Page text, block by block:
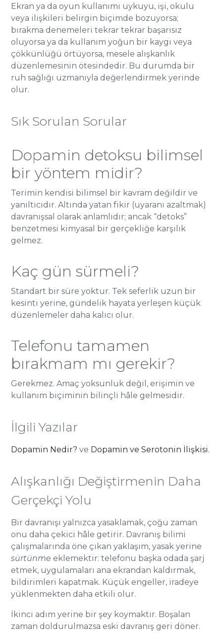
Ekran ya da oyun kullanımı uykuyu, işi, okulu
veya ilişkileri belirgin biçimde bozuyorsa;
bırakma denemeleri tekrar tekrar başarısız
oluyorsa ya da kullanım yoğun bir kaygı veya
çökkünlüğü örtüyorsa, mesele alışkanlık
düzenlemesinin ötesindedir. Bu durumda bir
ruh sağlığı uzmanıyla değerlendirmek yerinde
olur.
Sık Sorulan Sorular
Dopamin detoksu bilimsel
bir yöntem midir?
Terimin kendisi bilimsel bir kavram değildir ve
yanıltıcıdır. Altında yatan fikir (uyaranı azaltmak)
davranışsal olarak anlamlıdır; ancak “detoks”
benzetmesi kimyasal bir gerçekliğe karşılık
gelmez.
Kaç gün sürmeli?
Standart bir süre yoktur. Tek seferlik uzun bir
kesinti yerine, gündelik hayata yerleşen küçük
düzenlemeler daha kalıcı olur.
Telefonu tamamen
bırakmam mı gerekir?
Gerekmez. Amaç yoksunluk değil, erişimin ve
kullanım biçiminin bilinçli hâle gelmesidir.
İlgili Yazılar
Dopamin Nedir? ve Dopamin ve Serotonin İlişkisi.
Alışkanlığı Değiştirmenin Daha
Gerçekçi Yolu
Bir davranışı yalnızca yasaklamak, çoğu zaman
onu daha çekici hâle getirir. Davranış bilimi
çalışmalarında öne çıkan yaklaşım, yasak yerine
sürtünme eklemektir: telefonu başka odada şarj
etmek, uygulamaları ana ekrandan kaldırmak,
bildirimleri kapatmak. Küçük engeller, iradeye
yüklenmekten daha etkili olur.
İkinci adım yerine bir şey koymaktır. Boşalan
zaman doldurulmazsa eski davranış geri döner.